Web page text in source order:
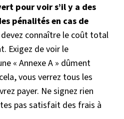
pour voir s’il y a des
pénalités en cas de
connaîtrele coût total
Exigez de voir le
« Annexe A » dûment
vous verrez tous les
payer. Ne signez rien
pas satisfait des frais à